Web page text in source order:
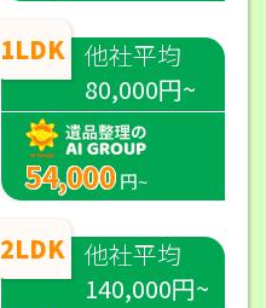
1LDK 他社平均
80,000円~
54,000 円~
2LDK 他社平均
140,000円~